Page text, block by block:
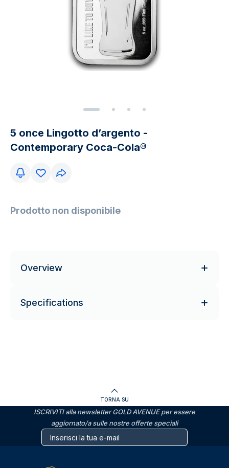
5 once Lingotto d’argento -
Contemporary Coca-Cola®
Prodotto non disponibile
Overview
Specifications
TORNA SU
ISCRIVITI alla newsletter GOLD AVENUE per essere
aggiornato/a sulle nostre offerte speciali